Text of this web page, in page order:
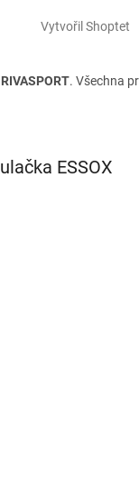
Vytvořil Shoptet
RIVASPORT. Všechna
ESSOX